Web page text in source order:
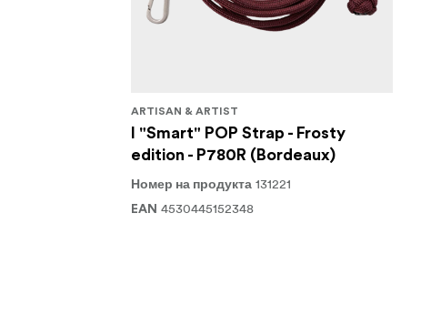
ARTISAN & ARTIST
I "Smart" POP Strap - Frosty
edition - P780R (Bordeaux)
Номер на продукта 131221
EAN 4530445152348